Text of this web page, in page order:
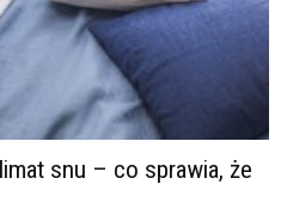
snu – co sprawia, że